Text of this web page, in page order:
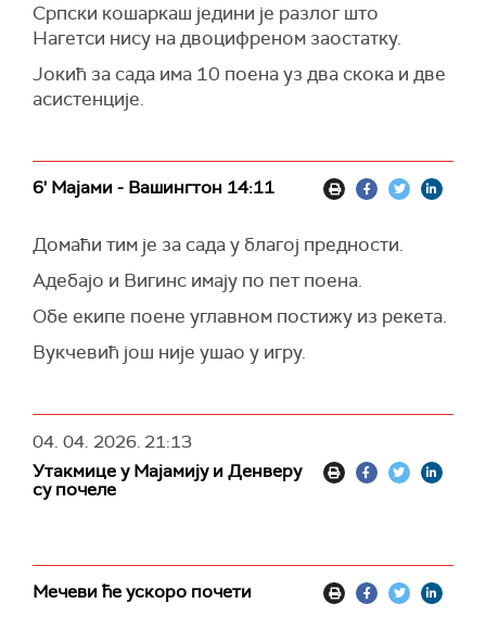
Српски кошаркаш једини је разлог што
Нагетси нису на двоцифреном заостатку.
Јокић за сада има 10 поена уз два скока и две
асистенције.
6' Мајами - Вашингтон 14:11
Домаћи тим је за сада у благој предности.
Адебајо и Вигинс имају по пет поена.
Обе екипе поене углавном постижу из рекета.
Вукчевић још није ушао у игру.
04. 04. 2026.21:13
Утакмице у Мајамију и Денверу
су почеле
Мечеви ће ускоро почети